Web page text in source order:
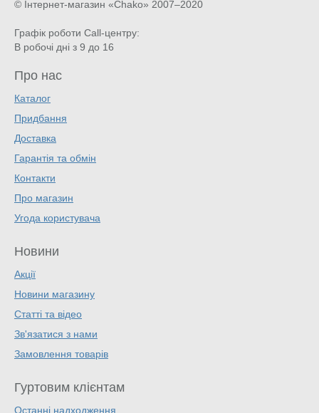
© Інтернет-магазин «Chako» 2007–2020
Графік роботи Call-центру:
В робочі дні з 9 до 16
Про нас
Каталог
Придбання
Доставка
Гарантія та обмін
Контакти
Про магазин
Угода користувача
Новини
Акції
Новини магазину
Статті та відео
Зв'язатися з нами
Замовлення товарів
Гуртовим клієнтам
Останні надходження